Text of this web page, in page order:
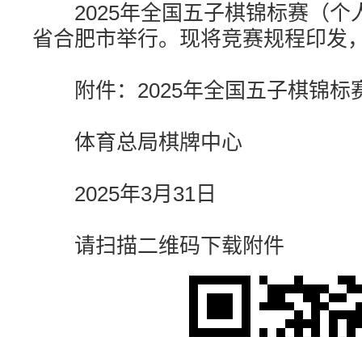
2025年全国五子棋锦标赛（个
省合肥市举行。现将竞赛规程印发
附件：2025年全国五子棋锦标
体育总局棋牌中心
2025年3月31日
请扫描二维码下载附件